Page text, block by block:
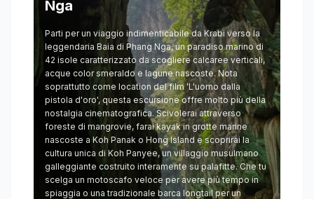
Nga
Parti per un viaggio indimenticabile da Krabi verso la
leggendaria Baia di Phang Nga, un paradiso marino di
42 isole caratterizzato da scogliere calcaree verticali,
acque color smeraldo e lagune nascoste. Nota
soprattutto come location del film 'L'uomo dalla
pistola d'oro', questa escursione offre molto più della
nostalgia cinematografica. Scivolerai attraverso
foreste di mangrovie, farai kayak in grotte marine
nascoste a Koh Panak o Hong Island e scoprirai la
cultura unica di Koh Panyee, un villaggio musulmano
galleggiante costruito interamente su palafitte. Che tu
scelga un motoscafo veloce per avere più tempo in
spiaggia o una tradizionale barca longtail per un